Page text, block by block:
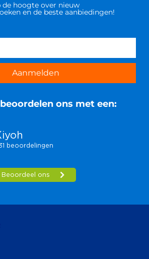
de hoogte over nieuw
en de beste aanbiedingen!
Aanmelden
ons met een: